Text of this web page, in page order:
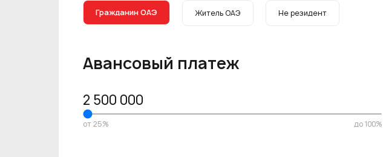
Гражданин ОАЭ Житель ОАЭ Не резидент
Авансовый платеж
2 500 000
от 25% до 100%